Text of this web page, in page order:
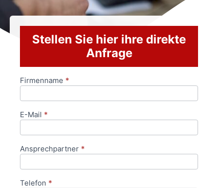
Stellen Sie hier ihre direkte
Anfrage
Anfrageformular
Firmenname *
E-Mail *
Ansprechpartner *
Telefon *